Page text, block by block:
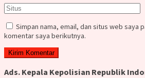
Simpan nama, email, dan situs web saya
komentar saya berikutnya.
Ads. Kepala Kepolisian Republik